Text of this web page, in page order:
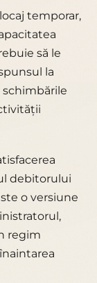
temporar,
să le
la
schimbările
debitorului
o versiune
regim